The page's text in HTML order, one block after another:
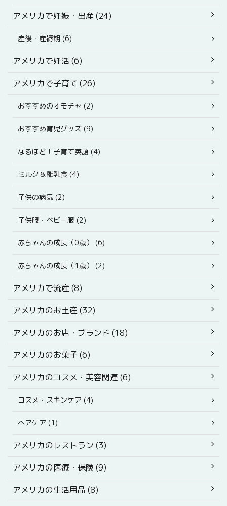
アメリカで妊娠・出産 (24)
産後・産褥期 (6)
アメリカで妊活 (6)
アメリカで子育て (26)
おすすめのオモチャ (2)
おすすめ育児グッズ (9)
なるほど！子育て英語 (4)
ミルク＆離乳食 (4)
子供の病気 (2)
子供服・ベビー服 (2)
赤ちゃんの成長（0歳） (6)
赤ちゃんの成長（1歳） (2)
アメリカで流産 (8)
アメリカのお土産 (32)
アメリカのお店・ブランド (18)
アメリカのお菓子 (6)
アメリカのコスメ・美容関連 (6)
コスメ・スキンケア (4)
ヘアケア (1)
アメリカのレストラン (3)
アメリカの医療・保険 (9)
アメリカの生活用品 (8)